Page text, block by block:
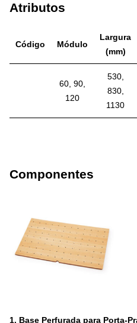
Atributos
Código Módulo
Largura
(mm)
60, 90,
120
530,
830,
1130
Componentes
1. Base Perfurada para Porta-